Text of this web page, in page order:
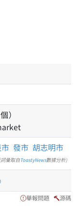
）
發市 胡志明市
彙取自ToastyNews數據分析)
舉報問題 源碼